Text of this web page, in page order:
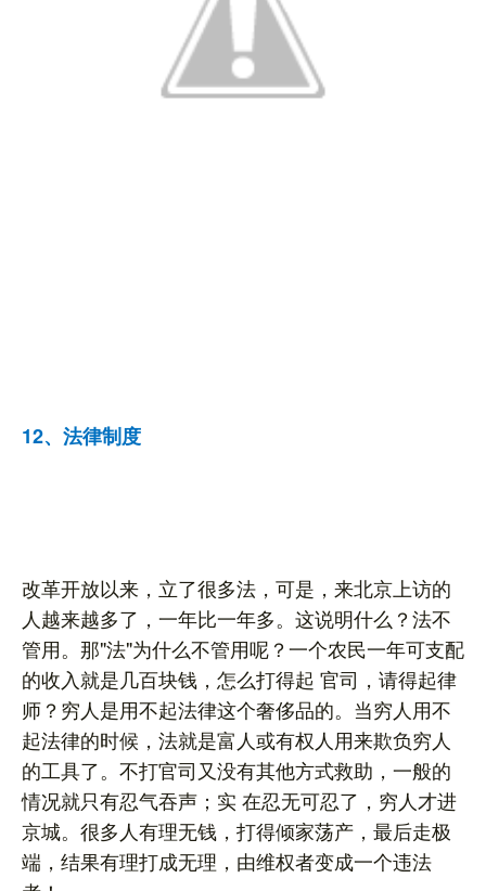
12、法律制度
改革开放以来，立了很多法，可是，来北京上访的
人越来越多了，一年比一年多。这说明什么？法不
管用。那"法"为什么不管用呢？一个农民一年可支配
的收入就是几百块钱，怎么打得起 官司，请得起律
师？穷人是用不起法律这个奢侈品的。当穷人用不
起法律的时候，法就是富人或有权人用来欺负穷人
的工具了。不打官司又没有其他方式救助，一般的
情况就只有忍气吞声；实 在忍无可忍了，穷人才进
京城。很多人有理无钱，打得倾家荡产，最后走极
端，结果有理打成无理，由维权者变成一个违法